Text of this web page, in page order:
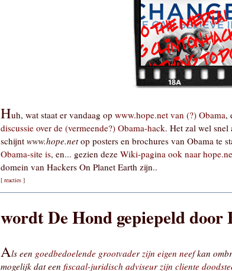
Huh, wat staat er vandaag op www.hope.net van (?) Obama,
discussie over de (vermeende?) Obama-hack. Het zal wel
schijnt www.hope.netop posters en brochures van Obama te
Obama-site is, en... gezien deze Wiki-pagina ook naar
domein van Hackers On Planet Earth zijn..
[ reacties ]
wordt De Hond gepiepeld door
Als een goedbedoelende grootvader zijn eigen neefkan
mogelijk dat een fiscaal-juridisch adviseur zijn cliente